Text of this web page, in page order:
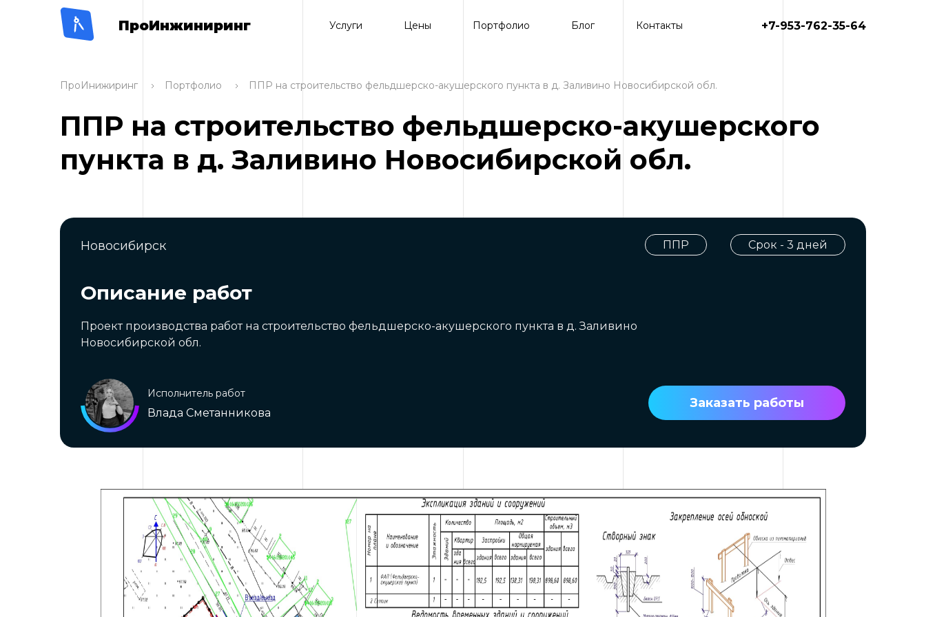
ПроИнжиниринг Услуги Цены Портфолио Блог Контакты +7-953-762-35-64
ПроИнижиринг Портфолио ППР на строительство фельдшерско-акушерского пункта в д. Заливино Новосибирской обл.
ППР на строительство фельдшерско-акушерского
пункта в д. Заливино Новосибирской обл.
Новосибирск ППР Срок - 3 дней
Описание работ
Проект производства работ на строительство фельдшерско-акушерского пункта в д. Заливино
Новосибирской обл.
Исполнитель работ
Влада Сметанникова
Заказать работы